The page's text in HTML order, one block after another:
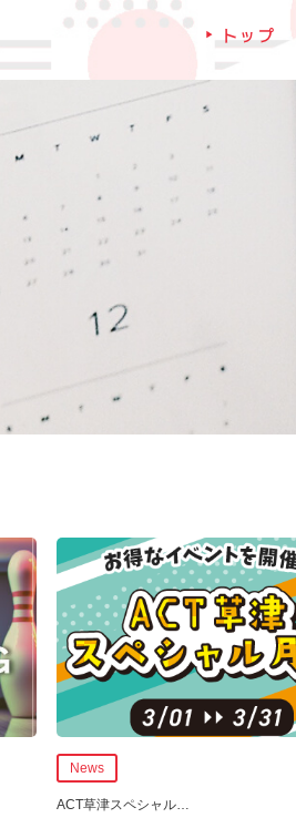
トップ
News
ACT草津スペシャル…